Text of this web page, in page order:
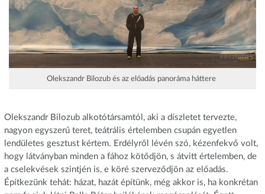
Olekszandr Bilozub és az előadás panoráma háttere
Olekszandr Bilozub alkotótársamtól, aki a díszletet tervezte,
nagyon egyszerű teret, teátrális értelemben csupán egyetlen
lendületes gesztust kértem. Erdélyről lévén szó, kézenfekvő volt,
hogy látványban minden a fához kötődjön, s átvitt értelemben, de
a cselekvések szintjén is, e köré szerveződjön az előadás.
Építkezünk tehát: házat, hazát építünk, még akkor is, ha konkrétan